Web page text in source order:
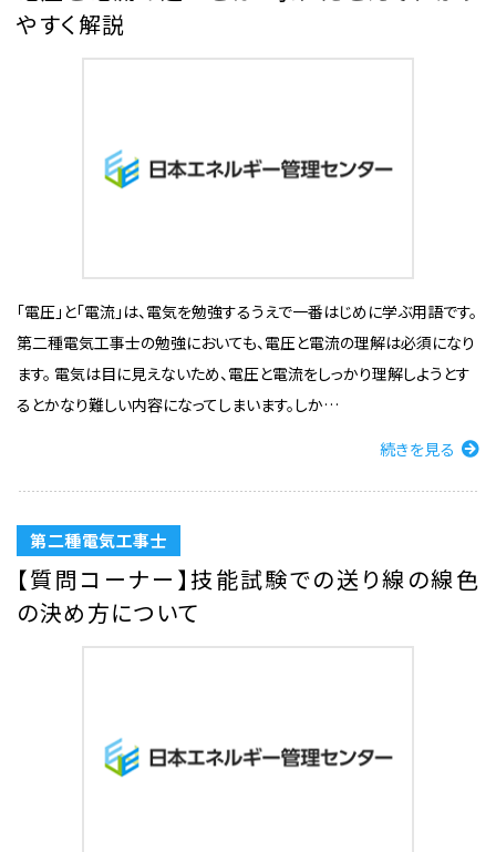
やすく解説
「電圧」と「電流」は、電気を勉強するうえで一番はじめに学ぶ用語です。
第二種電気工事士の勉強においても、電圧と電流の理解は必須になり
ます。 電気は目に見えないため、電圧と電流をしっかり理解しようとす
るとかなり難しい内容になってしまいます。しか…
続きを見る
第二種電気工事士
【質問コーナー】技能試験での送り線の線色
の決め方について